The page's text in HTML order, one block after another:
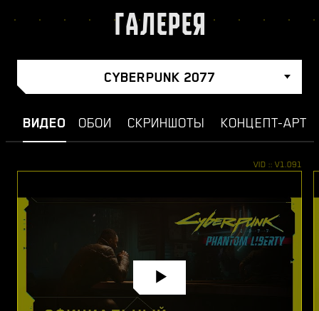
ГАЛЕРЕЯ
CYBERPUNK 2077
ВИДЕО ОБОИ СКРИНШОТЫ КОНЦЕПТ-АРТ